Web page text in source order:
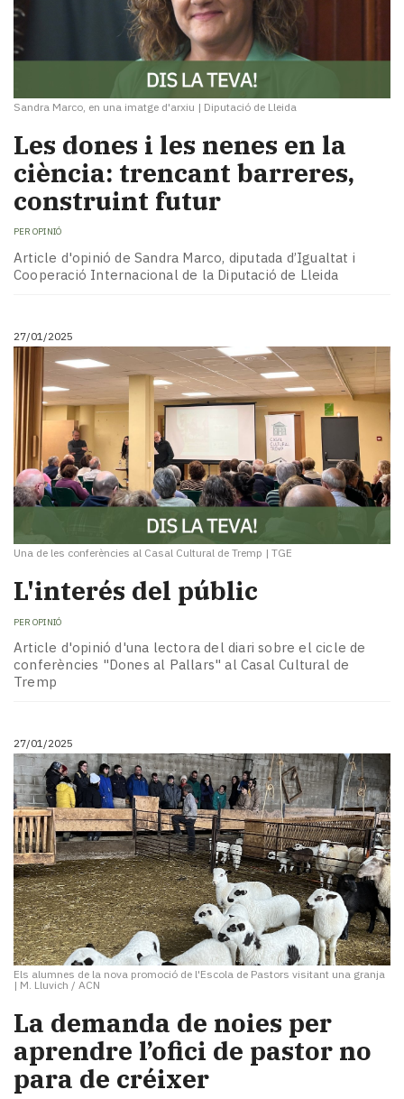
Sandra Marco, en una imatge d'arxiu | Diputació de Lleida
Les dones i les nenes en la
ciència: trencant barreres,
construint futur
PER OPINIÓ
Article d'opinió de Sandra Marco, diputada d’Igualtat i
Cooperació Internacional de la Diputació de Lleida
27/01/2025
Una de les conferències al Casal Cultural de Tremp | TGE
L'interés del públic
PER OPINIÓ
Article d'opinió d'una lectora del diari sobre el cicle de
conferències "Dones al Pallars" al Casal Cultural de
Tremp
27/01/2025
Els alumnes de la nova promoció de l'Escola de Pastors visitant una granja
| M. Lluvich / ACN
La demanda de noies per
aprendre l’ofici de pastor no
para de créixer